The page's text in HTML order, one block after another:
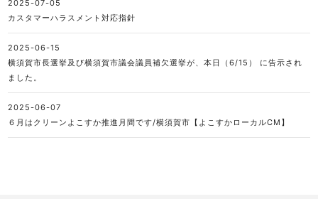
2025-07-05
カスタマーハラスメント対応指針
2025-06-15
横須賀市長選挙及び横須賀市議会議員補欠選挙が、本日（6/15） に告示され
ました。
2025-06-07
６月はクリーンよこすか推進月間です/横須賀市【よこすかローカルCM】